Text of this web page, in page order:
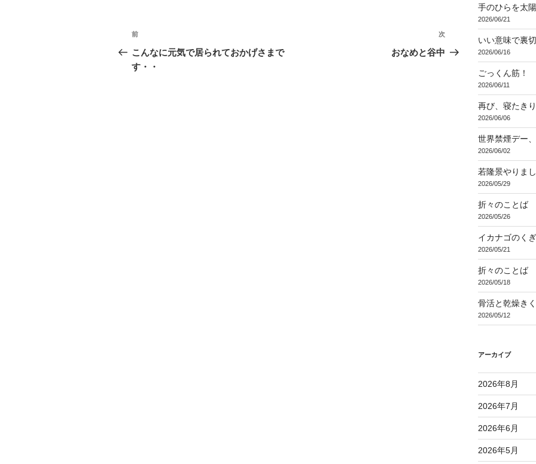
投
稿
ナ
前
の
投
前
こんなに元気で居られておかげさまで
す・・
次
の
次
おなめと谷中
手のひらを太
2026/06/21
いい意味で裏
2026/06/16
ごっくん筋！
2026/06/11
再び、寝たき
2026/06/06
世界禁煙デー
2026/06/02
若隆景やりまし
2026/05/29
折々のことば
2026/05/26
イカナゴのく
2026/05/21
折々のことば
2026/05/18
骨活と乾燥き
2026/05/12
アーカイブ
2026年8月
2026年7月
2026年6月
2026年5月